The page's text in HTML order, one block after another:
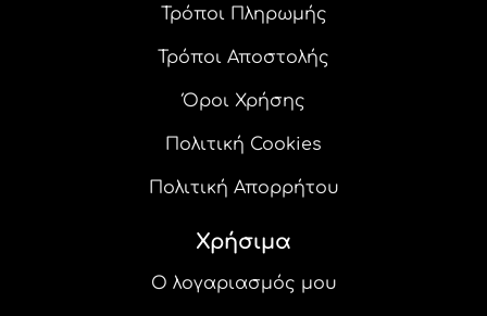
Τρόποι Πληρωμής
Τρόποι Αποστολής
Όροι Χρήσης
Πολιτική Cookies
Πολιτική Απορρήτου
Χρήσιμα
Ο λογαριασμός μου